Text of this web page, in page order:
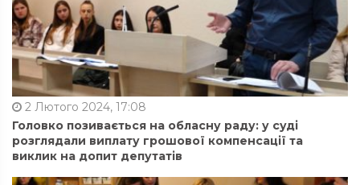
2 Лютого 2024, 17:08
Головко позивається на обласну раду: у суді
розглядали виплату грошової компенсації та
виклик на допит депутатів